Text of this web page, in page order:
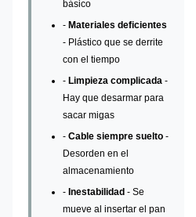
básico
- Materiales deficientes
- Plástico que se derrite
con el tiempo
- Limpieza complicada -
Hay que desarmar para
sacar migas
- Cable siempre suelto -
Desorden en el
almacenamiento
- Inestabilidad - Se
mueve al insertar el pan